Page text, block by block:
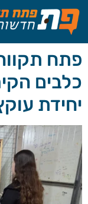
לתוכן
פתח
כלבים
יחידת